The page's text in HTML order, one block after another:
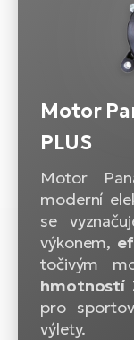
Motor
PLUS
Motor
moderní
se
výkonem,
točivým
hmotností
pro
výlety.